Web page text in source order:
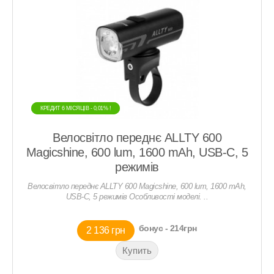
КРЕДИТ 6 МIСЯЦIВ - 0,01% !
КРЕДИТ 6 МIСЯЦIВ - 0,01% !
Велосвітло переднє ALLTY 600
Magicshine, 600 lum, 1600 mAh, USB-С, 5
режимів
Велосвітло переднє ALLTY 600 Magicshine, 600 lum, 1600 mAh,
USB-С, 5 режимів Особливості моделі. ..
2 136 грн бонус - 214грн